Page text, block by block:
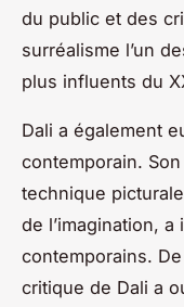
du public et des
surréalisme l’un
plus influents du
Dali a également
contemporain.
technique
de l’imagination,
contemporains.
critique de Dali a